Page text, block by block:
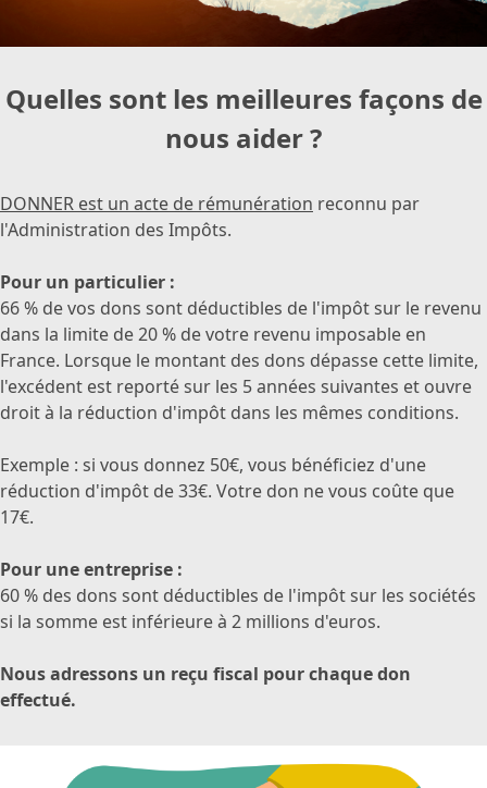
Quelles sont les meilleures façons de
nous aider ?
DONNER est un acte de rémunération reconnu par
l'Administration des Impôts.
Pour un particulier :
66 % de vos dons sont déductibles de l'impôt sur le revenu
dans la limite de 20 % de votre revenu imposable en
France. Lorsque le montant des dons dépasse cette limite,
l'excédent est reporté sur les 5 années suivantes et ouvre
droit à la réduction d'impôt dans les mêmes conditions.
Exemple : si vous donnez 50€, vous bénéficiez d'une
réduction d'impôt de 33€. Votre don ne vous coûte que
17€.
Pour une entreprise :
60 % des dons sont déductibles de l'impôt sur les sociétés
si la somme est inférieure à 2 millions d'euros.
Nous adressons un reçu fiscal pour chaque don
effectué.